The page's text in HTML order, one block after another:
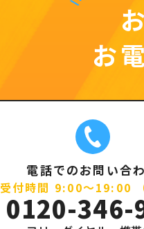
お
電話でのお問い合
受付時間 9:00～19:00 （
0120-346-